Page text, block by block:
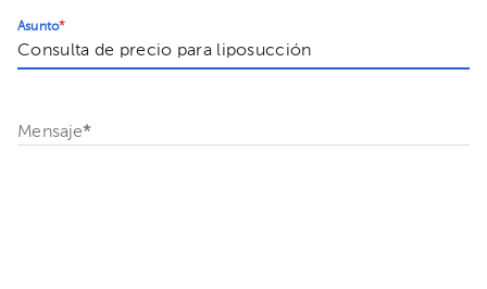
Asunto*
Mensaje*